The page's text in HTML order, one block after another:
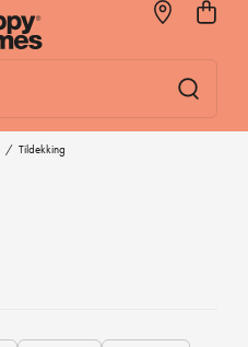
/ Tildekking